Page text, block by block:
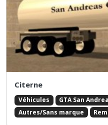
Citerne
Véhicules GTA San
Autres/Sans marque